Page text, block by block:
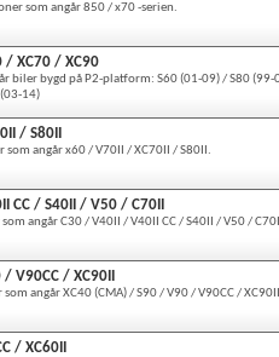
som angår 850 / x70 -serien.
/ XC70 / XC90
biler bygd på P2-platform: S60 (01-09) / S80
14)
/ S80II
som angår x60 / V70II / XC70II / S80II.
CC / S40II / V50 / C70II
angår C30 / V40II / V40II CC / S40II / V50 /
V90CC / XC90II
angår XC40 (CMA) / S90 / V90 / V90CC / XC90II
/ XC60II